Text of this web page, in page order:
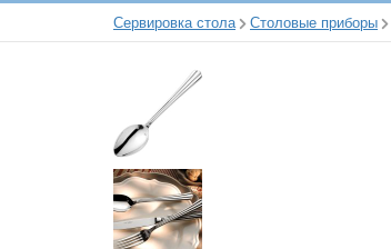
Сервировка стола Столовые приборы